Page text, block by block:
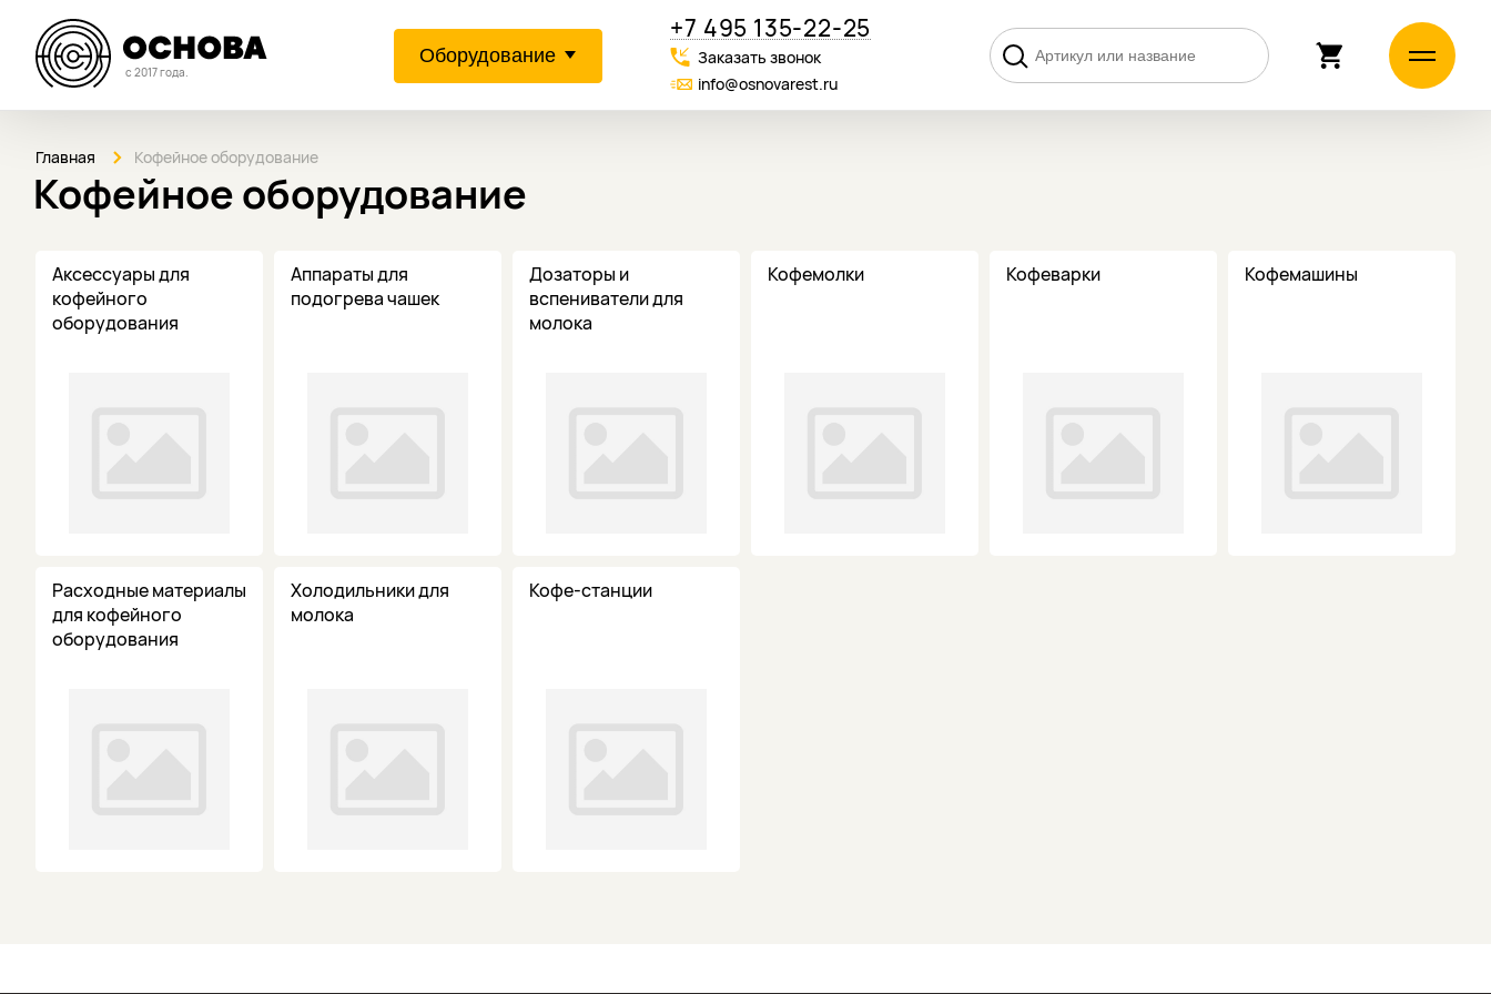
с 2017 года.
Оборудование
+7 495 135-22-25
Заказать звонок
info@osnovarest.ru
Главная Кофейное оборудование
Кофейное оборудование
Аксессуары для
кофейного
оборудования
Аппараты для
подогрева чашек
Дозаторы и
вспениватели для
молока
Кофемолки Кофеварки Кофемашины
Расходные материалы
для кофейного
оборудования
Холодильники для
молока
Кофе-станции